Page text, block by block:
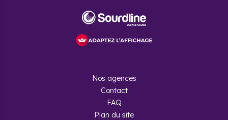
Nos agences
Contact
FAQ
Plan du site